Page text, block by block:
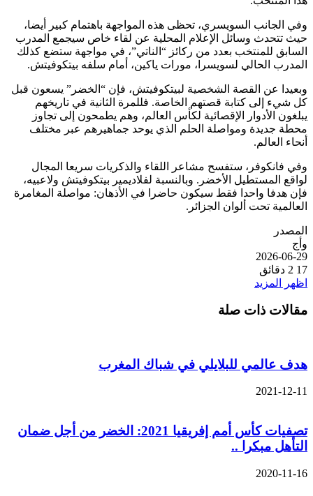
وفي الجانب السويسري، تحظى هذه المواجهة باهتمام كبير أيضا،
حيث تتحدث وسائل الإعلام المحلية عن لقاء خاص سيجمع المدرب
السابق للمنتخب بعدد من ركائز “الناتي”، في مواجهة ستضع كذلك
المدرب الحالي لسويسرا، مورات ياكين، أمام سلفه بيتكوفيتش.
وبعيدا عن القصة الشخصية لبيتكوفيتش، فإن “الخضر” يسعون قبل
كل شيء إلى كتابة قصتهم الخاصة. فللمرة الثانية في تاريخهم
يبلغون الأدوار الإقصائية لكأس العالم، وهم يطمحون إلى تجاوز
محطة جديدة ومواصلة الحلم الذي يوحد جماهيرهم عبر مختلف
أنحاء العالم.
وفي فانكوفر، ستفسح مشاعر اللقاء والذكريات سريعا المجال
لواقع المستطيل الأخضر. وبالنسبة لفلاديمير بيتكوفيتش ولاعبيه،
فإن هدفا واحدا فقط سيكون حاضرا في الأذهان: مواصلة المغامرة
العالمية تحت ألوان الجزائر.
المصدر
وأج
2026-06-29
17 2 دقائق
اظهر المزيد
مقالات ذات صلة
هدف عالمي للبلايلي في شباك المغرب
2021-12-11
تصفيات كأس أمم إفريقيا 2021: الخضر من أجل ضمان
التأهل مبكرا ..
2020-11-16